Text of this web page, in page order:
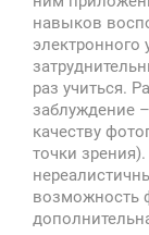
навыков
электронного
раз учиться.
заблуждение
качеству
точки
возможность